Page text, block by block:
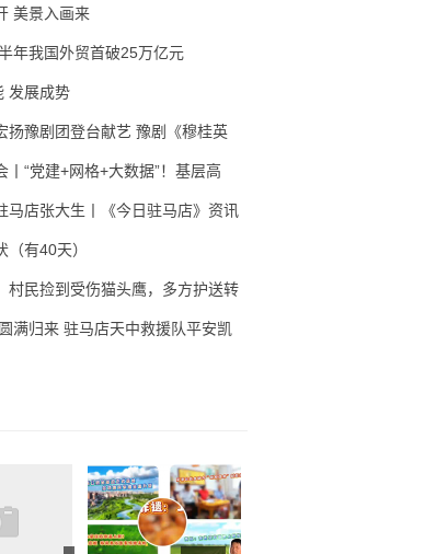
美景入画来
年我国外贸首破25万亿元
发展成势
扬豫剧团登台献艺 豫剧《穆桂英
丨“党建+网格+大数据”！基层高
马店张大生丨《今日驻马店》资讯
（有40天）
村民捡到受伤猫头鹰，多方护送转
满归来 驻马店天中救援队平安凯